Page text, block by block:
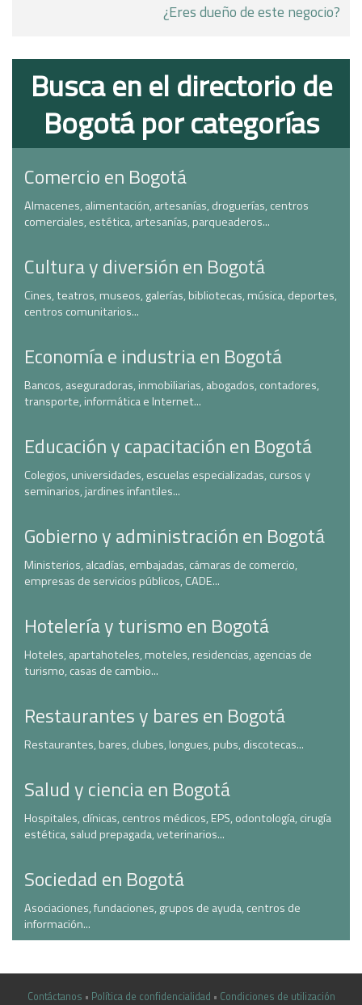
¿Eres dueño de este negocio?
Busca en el directorio de
Bogotá por categorías
Comercio en Bogotá
Almacenes, alimentación, artesanías, droguerías, centros
comerciales, estética, artesanías, parqueaderos...
Cultura y diversión en Bogotá
Cines, teatros, museos, galerías, bibliotecas, música, deportes,
centros comunitarios...
Economía e industria en Bogotá
Bancos, aseguradoras, inmobiliarias, abogados, contadores,
transporte, informática e Internet...
Educación y capacitación en Bogotá
Colegios, universidades, escuelas especializadas, cursos y
seminarios, jardines infantiles...
Gobierno y administración en Bogotá
Ministerios, alcadías, embajadas, cámaras de comercio,
empresas de servicios públicos, CADE...
Hotelería y turismo en Bogotá
Hoteles, apartahoteles, moteles, residencias, agencias de
turismo, casas de cambio...
Restaurantes y bares en Bogotá
Restaurantes, bares, clubes, longues, pubs, discotecas...
Salud y ciencia en Bogotá
Hospitales, clínicas, centros médicos, EPS, odontología, cirugía
estética, salud prepagada, veterinarios...
Sociedad en Bogotá
Asociaciones, fundaciones, grupos de ayuda, centros de
información...
Contáctanos • Política de confidencialidad • Condiciones de utilización